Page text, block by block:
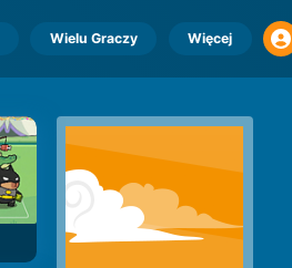
Wielu Graczy Więcej